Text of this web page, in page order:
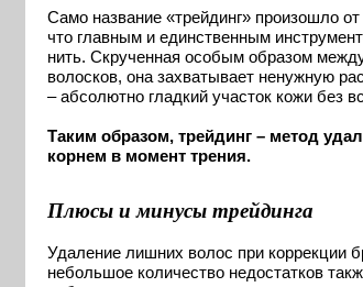
Само название «трейдинг» произошло
что главным и единственным
нить. Скрученная особым образом
волосков, она захватывает ненужную
– абсолютно гладкий участок кожи без
Таким образом, трейдинг – метод
корнем в момент трения.
Плюсы и минусы трейдинга
Удаление лишних волос при коррекции
небольшое количество недостатков